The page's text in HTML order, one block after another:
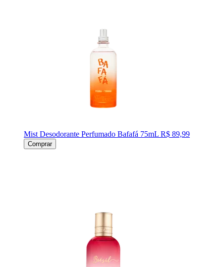
Mist Desodorante Perfumado Bafafá 75mL R$ 89,99
Comprar